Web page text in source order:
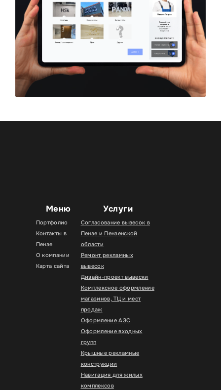
Меню
Портфолио
Контакты в
Пензе
О компании
Карта сайта
Услуги
Согласование вывесок в
Пензе и Пензенской
области
Ремонт рекламных
вывесок
Дизайн-проект вывески
Комплексное оформление
магазинов, ТЦ и мест
продаж
Оформление АЗС
Оформление входных
групп
Крышные рекламные
конструкции
Навигация для жилых
комплексов